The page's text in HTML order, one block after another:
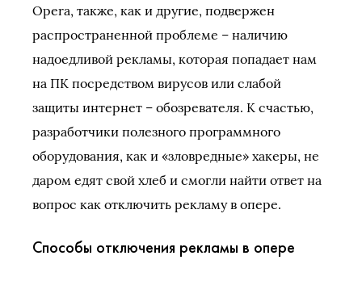
Opera, также, как и другие, подвержен
распространенной проблеме – наличию
надоедливой рекламы, которая попадает нам
на ПК посредством вирусов или слабой
защиты интернет – обозревателя. К счастью,
разработчики полезного программного
оборудования, как и «зловредные» хакеры, не
даром едят свой хлеб и смогли найти ответ на
вопрос как отключить рекламу в опере.
Способы отключения рекламы в опере